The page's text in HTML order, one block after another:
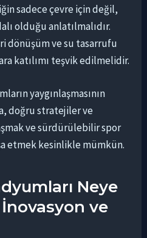
sadece çevre için değil,
olduğu anlatılmalıdır.
dönüşüm ve su tasarrufu
katılımı teşvik edilmelidir.
yaygınlaşmasının
doğru stratejiler ve
ve sürdürülebilir spor
etmek kesinlikle mümkün.
Neye
ve